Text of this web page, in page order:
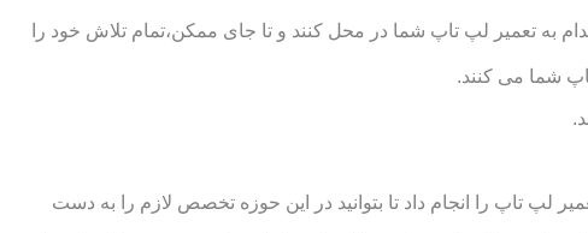
تعمیر لپ تاپ شما در محل کنند و تا جای ممکن،تمام تلاش خود را
شما می کنند.
تاپ را انجام داد تا بتوانید در این حوزه تخصص لازم را به دست